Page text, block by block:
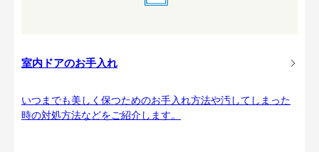
室内ドアのお手入れ
いつまでも美しく保つためのお手入れ方法や汚してしまった
時の対処方法などをご紹介します。